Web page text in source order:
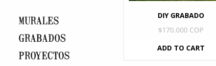
MURALES
GRABADOS
PROYECTOS
DIY GRABADO
$170.000 COP
ADD TO CART